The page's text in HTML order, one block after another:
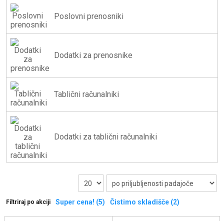
Poslovni prenosniki
Dodatki za prenosnike
Tablični računalniki
Dodatki za tablični računalniki
Filtriraj po akciji Super cena! (5) Čistimo skladišče (2)